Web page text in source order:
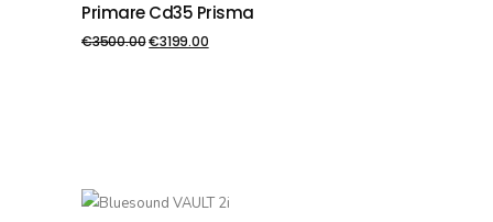
PIEVIENOT GROZAM
Primare Cd35 Prisma
€3500.00€3199.00